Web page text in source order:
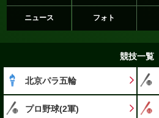
ニュース フォト
競技一覧
北京パラ五輪
プロ野球(2軍)